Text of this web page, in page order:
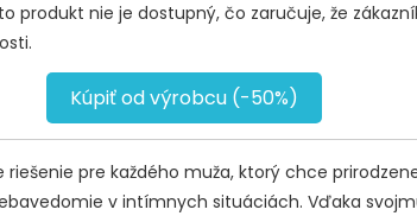
produkt nie je dostupný, čo zaručuje, že
Kúpiť od výrobcu (-50%)
pre každého muža, ktorý chce
v intímnych situáciách. Vďaka